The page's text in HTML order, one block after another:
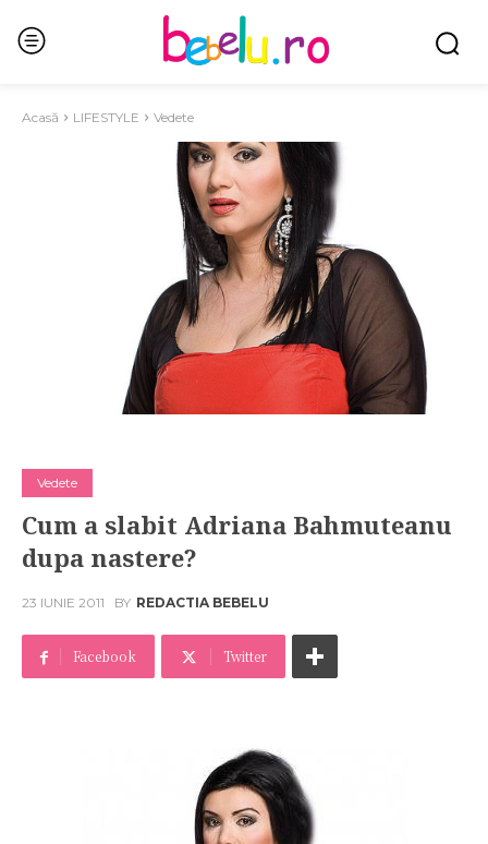
Acasă LIFESTYLE Vedete
Vedete
Cum a slabit Adriana Bahmuteanu
dupa nastere?
23 IUNIE 2011 BY REDACTIA BEBELU
Facebook Twitter